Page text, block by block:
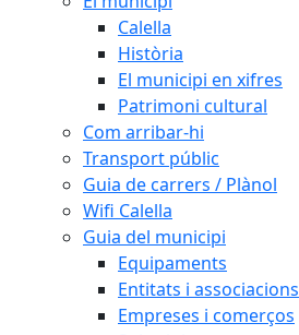
Calella
Història
El municipi en xifres
Patrimoni cultural
Com arribar-hi
Transport públic
Guia de carrers / Plànol
Wifi Calella
Guia del municipi
Equipaments
Entitats i associacions
Empreses i comerços